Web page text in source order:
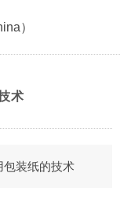
）
术
包装纸的技术